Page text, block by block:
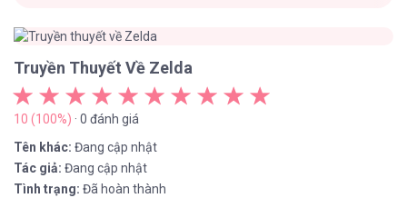
Truyền Thuyết Về Zelda
10 (100%) · 0 đánh giá
Tên khác: Đang cập nhật
Tác giả: Đang cập nhật
Tình trạng: Đã hoàn thành